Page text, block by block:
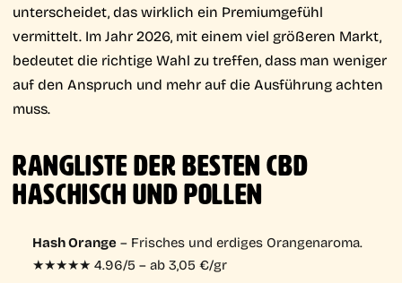
unterscheidet, das wirklich ein Premiumgefühl
vermittelt. Im Jahr 2026, mit einem viel größeren Markt,
bedeutet die richtige Wahl zu treffen, dass man weniger
auf den Anspruch und mehr auf die Ausführung achten
muss.
RANGLISTE DER BESTEN CBD
HASCHISCH UND POLLEN
Hash Orange– Frisches und erdiges Orangenaroma.
★★★★★ 4.96/5 – ab 3,05 €/gr